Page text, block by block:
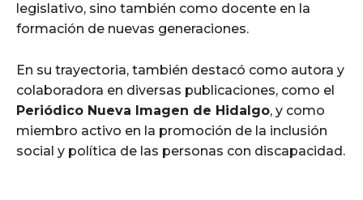
legislativo, sino también como docente en la
formación de nuevas generaciones.
En su trayectoria, también destacó como autora y
colaboradora en diversas publicaciones, como el
Periódico Nueva Imagen de Hidalgo, y como
miembro activo en la promoción de la inclusión
social y política de las personas con discapacidad.